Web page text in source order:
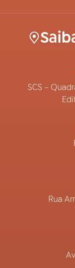
SCS –
Rua